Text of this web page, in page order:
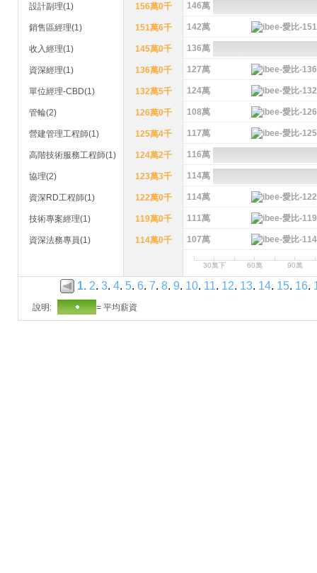
設計副理(1) 156萬0千 146萬
銷售區經理(1) 151萬6千 142萬
收入經理(1) 145萬0千 136萬
資深經理(1) 136萬0千 127萬
單位經理-CBD(1) 132萬5千 124萬
管輪(2) 126萬0千 108萬
營建管理工程師(1) 125萬4千 117萬
高階技術服務工程師(1) 124萬2千 116萬
協理(2) 123萬3千 114萬
資深RD工程師(1) 122萬0千 114萬
技術專案經理(1) 119萬0千 111萬
資深法務專員(1) 114萬0千 107萬
30萬下 60萬 90萬
1. 2. 3. 4. 5. 6. 7. 8. 9. 10. 11. 12. 13. 14. 15. 16.
說明: = 平均薪資